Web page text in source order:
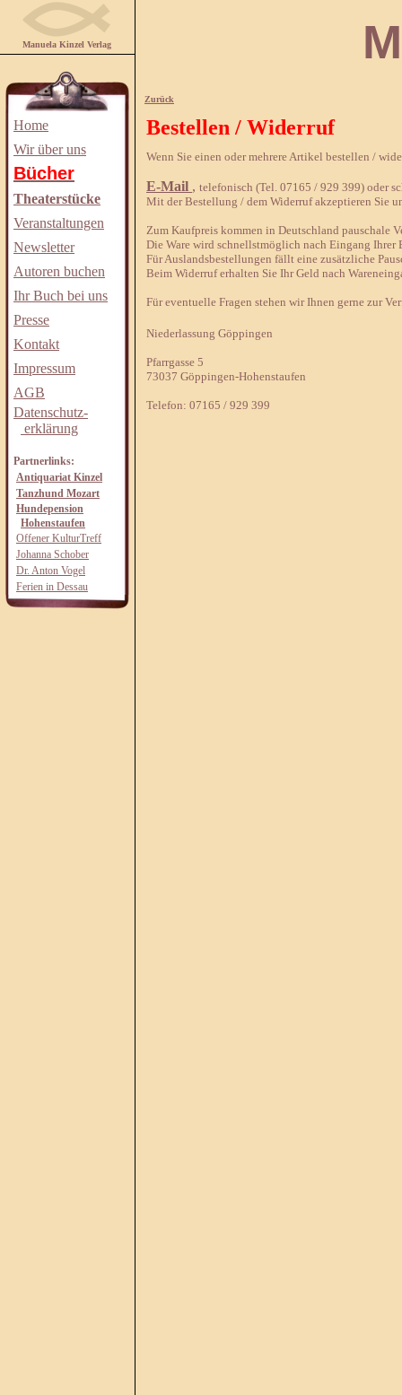
Manuela Kinzel Verlag
Home
Wir über uns
Bücher
Theaterstücke
Veranstaltungen
Newsletter
Autoren buchen
Ihr Buch bei uns
Presse
Kontakt
Impressum
AGB
Datenschutz-
erklärung
Partnerlinks:
Antiquariat Kinzel
Tanzhund Mozart
Hundepension
Hohenstaufen
Offener KulturTreff
Johanna Schober
Dr. Anton Vogel
Ferien in Dessau
Zurück
Bestellen / Widerruf
Wenn Sie einen oder mehrere Artikel bestellen /
E-Mail , telefonisch (Tel. 07165 / 929 399) oder
Mit der Bestellung / dem Widerruf akzeptieren Sie
Zum Kaufpreis kommen in Deutschland pauschale
Die Ware wird schnellstmöglich nach Eingang Ihrer
Für Auslandsbestellungen fällt eine zusätzliche
Beim Widerruf erhalten Sie Ihr Geld nach
Für eventuelle Fragen stehen wir Ihnen gerne zur
Niederlassung Göppingen
Pfarrgasse 5
73037 Göppingen-Hohenstaufen
Telefon: 07165 / 929 399